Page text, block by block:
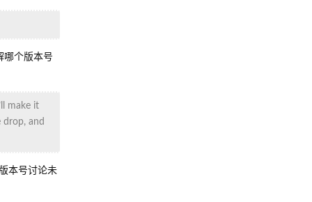
哪个版本号
make it
and
本号讨论未